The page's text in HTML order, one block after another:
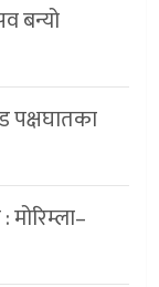
बन्यो
पक्षघातका